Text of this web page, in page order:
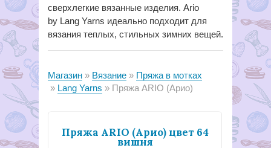
сверхлегкие вязанные изделия. Ario
by Lang Yarns идеально подходит для
вязания теплых, стильных зимних вещей.
Магазин Вязание
Пряжа в мотках
Lang Yarns
Пряжа ARIO (Арио)
Пряжа ARIO (Арио) цвет 64
вишня